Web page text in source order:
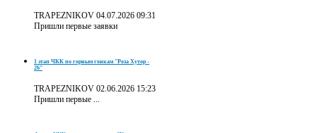
TRAPEZNIKOV 04.07.2026 09:31
Пришли первые заявки
1 этап ЧКК по горным гонкам "Роза Хутор -
26"
TRAPEZNIKOV 02.06.2026 15:23
Пришли первые ...